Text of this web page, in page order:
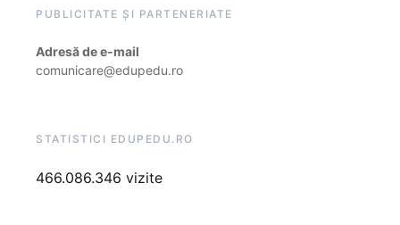
PUBLICITATE ȘI PARTENERIATE
Adresă de e-mail
comunicare@edupedu.ro
STATISTICI EDUPEDU.RO
466.086.346 vizite